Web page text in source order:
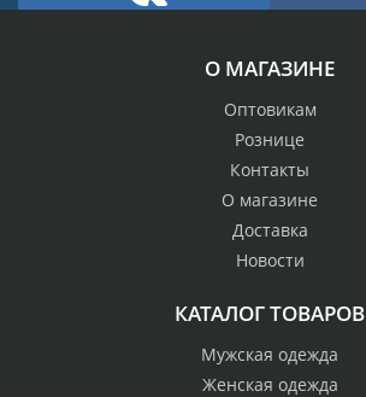
О МАГАЗИНЕ
Оптовикам
Рознице
Контакты
О магазине
Доставка
Новости
КАТАЛОГ ТОВАРОВ
Мужская одежда
Женская одежда